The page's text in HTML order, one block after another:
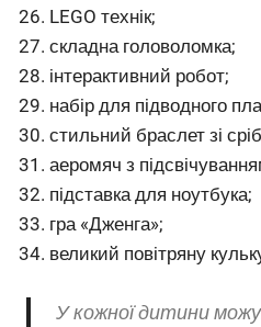
LEGO технік;
складна головоломка;
інтерактивний робот;
набір для підводного
стильний браслет зі
аеромяч з
підставка для ноутбука;
гра «Дженга»;
великий повітряну
У кожної дитини